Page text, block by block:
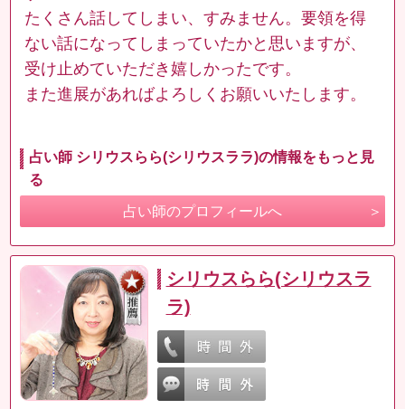
たくさん話してしまい、すみません。要領を得
ない話になってしまっていたかと思いますが、
受け止めていただき嬉しかったです。
また進展があればよろしくお願いいたします。
占い師 シリウスらら(シリウスララ)の情報をもっと見
る
占い師のプロフィールへ
シリウスらら(シリウスラ
ラ)